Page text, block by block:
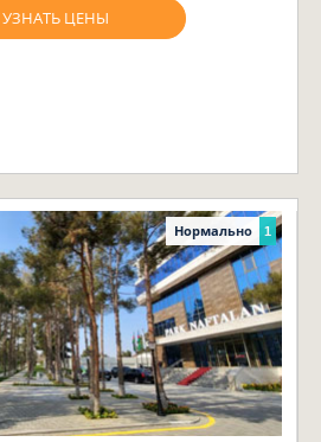
УЗНАТЬ ЦЕНЫ
Нормально 1